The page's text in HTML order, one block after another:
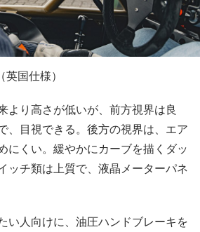
国仕様）
より高さが低いが、前方視界は良
、目視できる。後方の視界は、エア
にくい。緩やかにカーブを描くダッ
ッチ類は上質で、液晶メーターパネ
い人向けに、油圧ハンドブレーキを